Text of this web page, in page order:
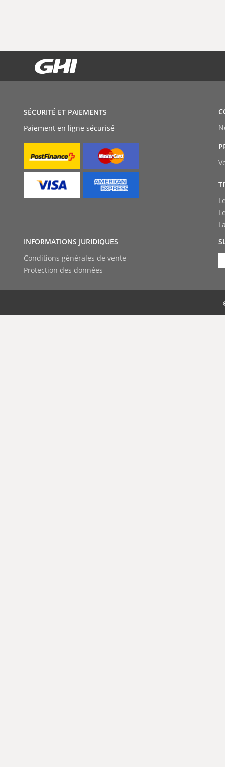
Protection des données
Conditions générales de vente
INFORMATIONS JURIDIQUES
Paiement en ligne sécurisé
SÉCURITÉ ET PAIEMENTS